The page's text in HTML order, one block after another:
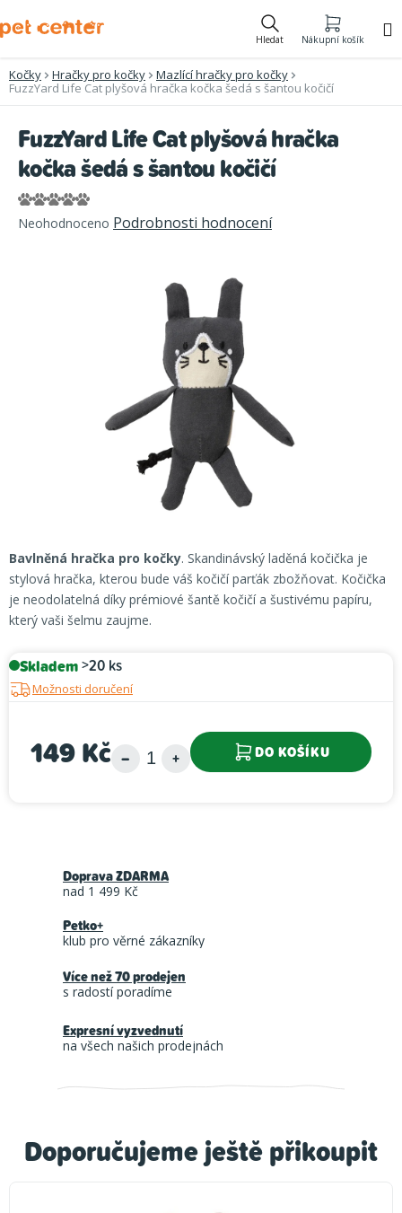
na
Hledat Nákupní košík
Kočky Hračky pro kočky
Mazlící hračky pro kočky
FuzzYard Life Cat plyšová hračka kočka šedá s šantou kočičí
Bavlněná hračka pro kočky. Skandinávský laděná kočička je
stylová hračka, kterou bude váš kočičí parťák zbožňovat. Kočička
je neodolatelná díky prémiové šantě kočičí a šustivému papíru,
který vaši šelmu zaujme.
Skladem>20 ks
Možnosti doručení
149 Kč DO KOŠÍKU
FuzzYard Life Cat plyšová hračka
kočka šedá s šantou kočičí
Průměrné
hodnocení
Neohodnoceno Podrobnosti hodnocení
Doporučujeme ještě přikoupit
Doprava ZDARMA
nad 1 499 Kč
Petko+
klub pro věrné zákazníky
Více než 70 prodejen
s radostí poradíme
Expresní vyzvednutí
na všech našich prodejnách